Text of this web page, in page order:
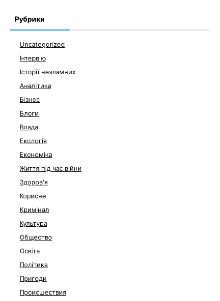
Рубрики
Uncategorized
Інтерв'ю
Історії незламних
Аналітика
Бізнес
Блоги
Влада
Екологія
Економіка
Життя під час війни
Здоров'я
Корисне
Кримінал
Культура
Общество
Освіта
Політика
Пригоди
Происшествия